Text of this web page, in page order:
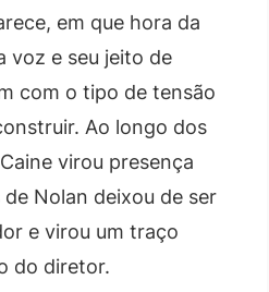
em que hora da
voz e seu jeito de
com o tipo de tensão
Ao longo dos
virou presença
Nolan deixou de ser
e virou um traço
do diretor.